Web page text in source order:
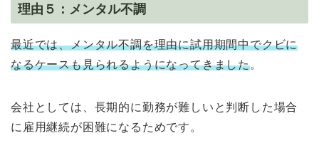
理由５：メンタル不調
最近では、メンタル不調を理由に試用期間中でクビに
なるケースも見られるようになってきました。
会社としては、長期的に勤務が難しいと判断した場合
に雇用継続が困難になるためです。